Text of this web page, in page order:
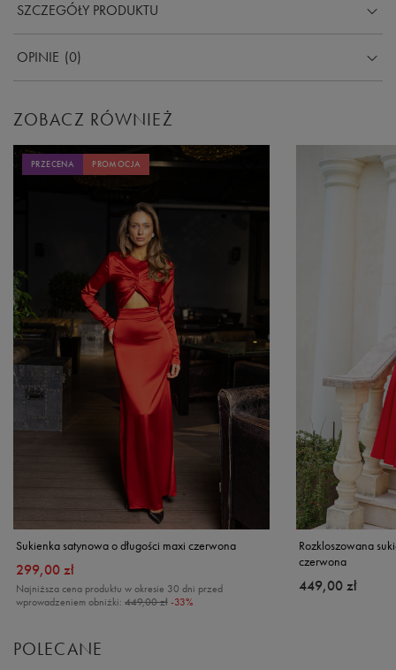
SZCZEGÓŁY PRODUKTU
OPINIE (0)
ZOBACZ RÓWNIEŻ
PRZECENA PROMOCJA
Sukienka satynowa o długości maxi czerwona
299,00 zł
Najniższa cena produktu w okresie 30 dni przed
wprowadzeniem obniżki: 449,00 zł -33%
Rozkloszowana
czerwona
449,00 zł
POLECANE